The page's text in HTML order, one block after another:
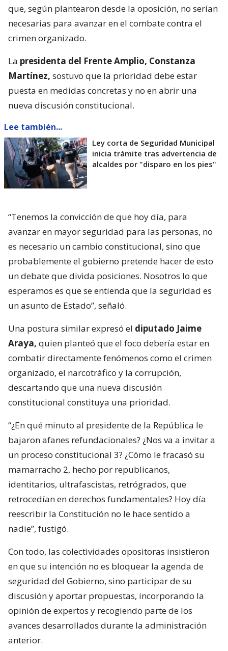
que, según plantearon desde la oposición, no serían
necesarias para avanzar en el combate contra el
crimen organizado.
La presidenta del Frente Amplio, Constanza
Martínez, sostuvo que la prioridad debe estar
puesta en medidas concretas y no en abrir una
nueva discusión constitucional.
Lee también...
Ley corta de Seguridad Municipal
inicia trámite tras advertencia de
alcaldes por "disparo en los pies"
“Tenemos la convicción de que hoy día, para
avanzar en mayor seguridad para las personas, no
es necesario un cambio constitucional, sino que
probablemente el gobierno pretende hacer de esto
un debate que divida posiciones. Nosotros lo que
esperamos es que se entienda que la seguridad es
un asunto de Estado”, señaló.
Una postura similar expresó el diputado Jaime
Araya, quien planteó que el foco debería estar en
combatir directamente fenómenos como el crimen
organizado, el narcotráfico y la corrupción,
descartando que una nueva discusión
constitucional constituya una prioridad.
“¿En qué minuto al presidente de la República le
bajaron afanes refundacionales? ¿Nos va a invitar a
un proceso constitucional 3? ¿Cómo le fracasó su
mamarracho 2, hecho por republicanos,
identitarios, ultrafascistas, retrógrados, que
retrocedían en derechos fundamentales? Hoy día
reescribir la Constitución no le hace sentido a
nadie”, fustigó.
Con todo, las colectividades opositoras insistieron
en que su intención no es bloquear la agenda de
seguridad del Gobierno, sino participar de su
discusión y aportar propuestas, incorporando la
opinión de expertos y recogiendo parte de los
avances desarrollados durante la administración
anterior.